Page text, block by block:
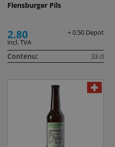
Flensburger Pils
2.80
+ 0.50 Depot
incl. TVA
Contenu: 33 cl